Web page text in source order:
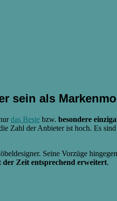
sein als
das Beste bzw. besondere
Zahl der Anbieter ist hoch. Es
Seine Vorzüge
Zeit entsprechend erweitert.